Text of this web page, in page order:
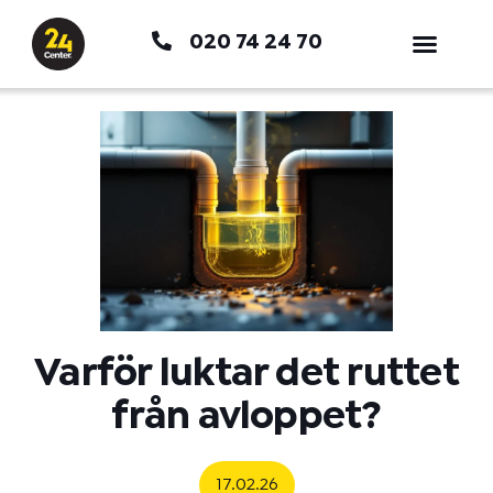
innehåll
020 74 24 70
Varför luktar det ruttet
från avloppet?
17.02.26